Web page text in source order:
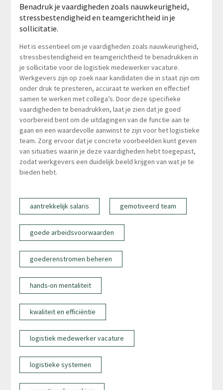
Benadruk je vaardigheden zoals nauwkeurigheid,
stressbestendigheid en teamgerichtheid in je
sollicitatie.
Het is essentieel om je vaardigheden zoals nauwkeurigheid,
stressbestendigheid en teamgerichtheid te benadrukken in
je sollicitatie voor de logistiek medewerker vacature.
Werkgevers zijn op zoek naar kandidaten die in staat zijn om
onder druk te presteren, accuraat te werken en effectief
samen te werken met collega’s. Door deze specifieke
vaardigheden te benadrukken, laat je zien dat je goed
voorbereid bent om de uitdagingen van de functie aan te
gaan en een waardevolle aanwinst te zijn voor het logistieke
team. Zorg ervoor dat je concrete voorbeelden kunt geven
van situaties waarin je deze vaardigheden hebt toegepast,
zodat werkgevers een duidelijk beeld krijgen van wat je te
bieden hebt.
aantrekkelijk salaris gemotiveerd team
goede arbeidsvoorwaarden
goederenstromen beheren
hands-on mentaliteit
kwaliteit en efficiëntie
logistiek medewerker vacature
logistieke systemen